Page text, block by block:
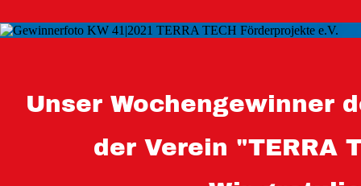
Unser Wochengewinner
der Verein "TERRA